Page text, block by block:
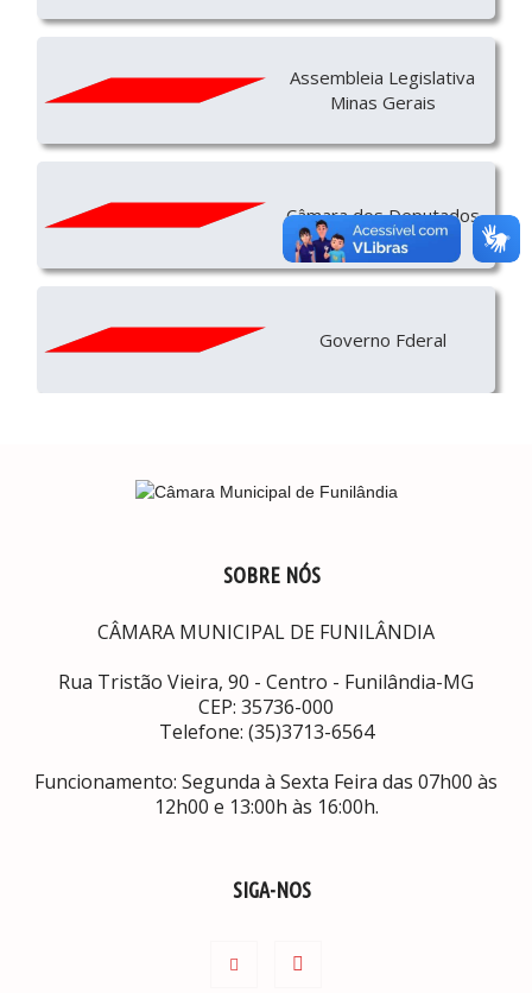
Assembleia Legislativa
Minas Gerais
Câmara dos Deputados
Governo Fderal
SOBRE NÓS
CÂMARA MUNICIPAL DE FUNILÂNDIA
Rua Tristão Vieira, 90 - Centro - Funilândia-MG
CEP: 35736-000
Telefone: (35)3713-6564
Funcionamento: Segunda à Sexta Feira das 07h00 às
12h00 e 13:00h às 16:00h.
SIGA-NOS